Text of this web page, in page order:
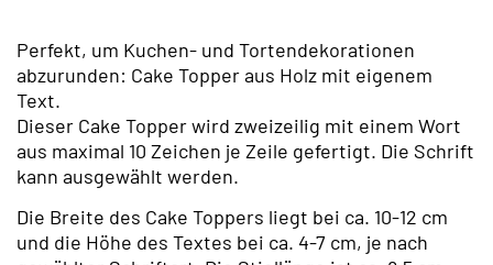
Perfekt, um Kuchen- und Tortendekorationen
abzurunden: Cake Topper aus Holz mit eigenem
Text.
Dieser Cake Topper wird zweizeilig mit einem Wort
aus maximal 10 Zeichen je Zeile gefertigt. Die Schrift
kann ausgewählt werden.
Die Breite des Cake Toppers liegt bei ca. 10-12 cm
und die Höhe des Textes bei ca. 4-7 cm, je nach